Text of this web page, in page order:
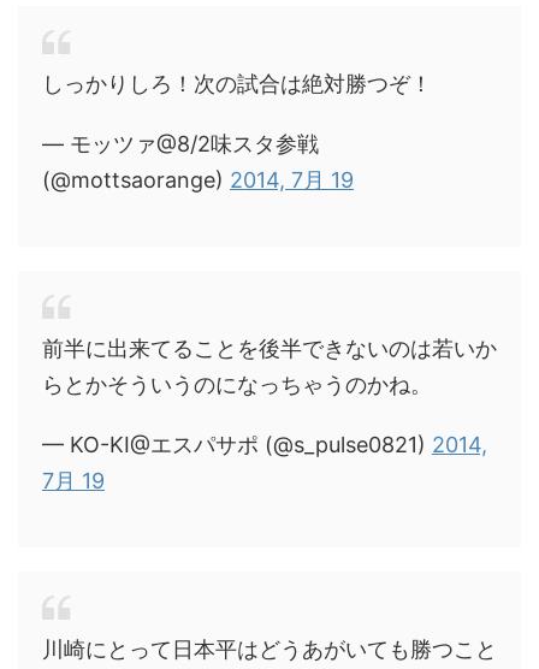
しっかりしろ！次の試合は絶対勝つぞ！
— モッツァ@8/2味スタ参戦
(@mottsaorange) 2014, 7月 19
前半に出来てることを後半できないのは若いか
らとかそういうのになっちゃうのかね。
— KO-KI@エスパサポ (@s_pulse0821) 2014,
7月 19
川崎にとって日本平はどうあがいても勝つこと